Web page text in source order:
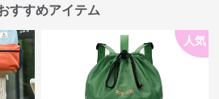
すすめアイテム
人気